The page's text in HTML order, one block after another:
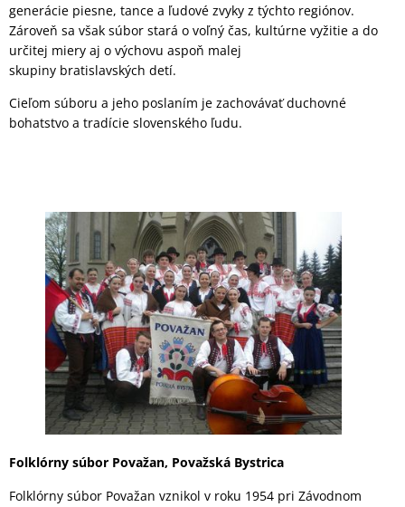
generácie piesne, tance a ľudové zvyky z týchto regiónov.
Zároveň sa však súbor stará o voľný čas, kultúrne vyžitie a do
určitej miery aj o výchovu aspoň malej
skupiny bratislavských detí.
Cieľom súboru a jeho poslaním je zachovávať duchovné
bohatstvo a tradície slovenského ľudu.
Folklórny súbor Považan, Považská Bystrica
Folklórny súbor Považan vznikol v roku 1954 pri Závodnom